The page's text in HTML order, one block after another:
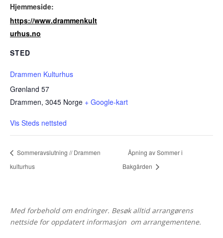
Hjemmeside:
https://www.drammenkult
urhus.no
STED
Drammen Kulturhus
Grønland 57
Drammen, 3045 Norge + Google-kart
Vis Steds nettsted
Sommeravslutning // Drammen
kulturhus
Åpning av Sommer i
Bakgården
Med forbehold om endringer. Besøk alltid arrangørens
nettside for oppdatert informasjon om arrangementene.